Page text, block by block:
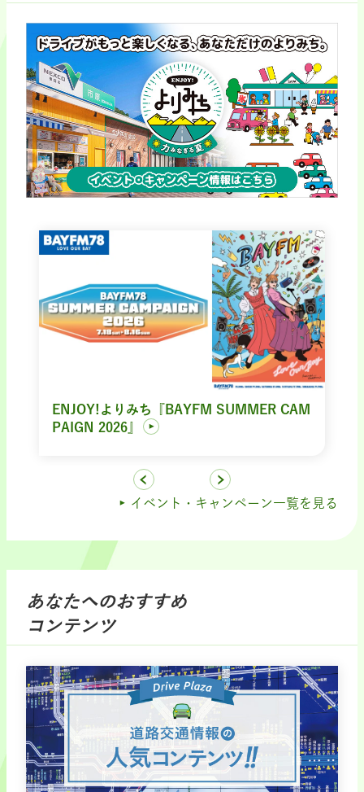
ENJOY!よりみち『BAYFM SUMMER CAM
PAIGN 2026』
イベント・キャンペーン一覧を見る
あなたへのおすすめ
コンテンツ